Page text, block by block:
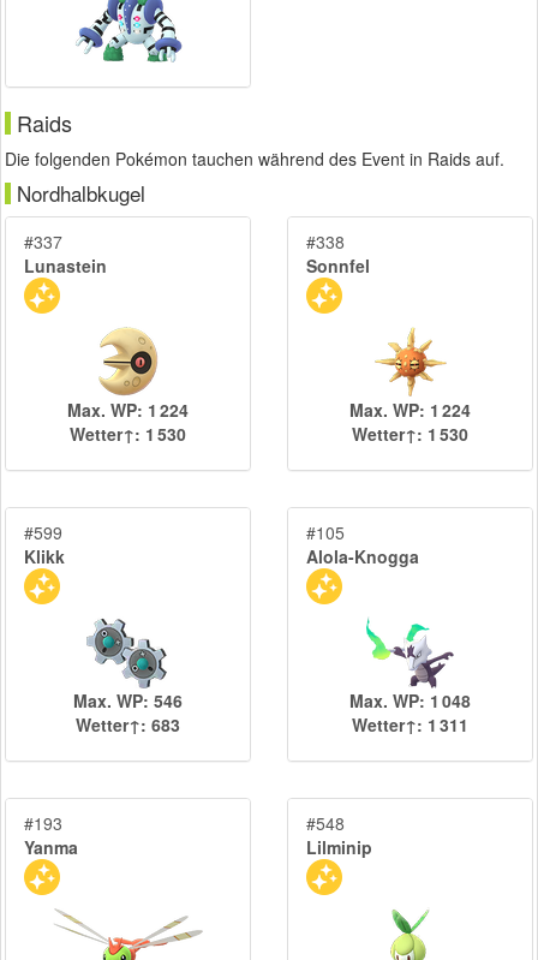
Raids
Die folgenden Pokémon tauchen während des Event in Raids auf.
Nordhalbkugel
#337
Lunastein
Max. WP: 1 224
Wetter↑: 1 530
#338
Sonnfel
Max. WP: 1 224
Wetter↑: 1 530
#599
Klikk
Max. WP: 546
Wetter↑: 683
#105
Alola-Knogga
Max. WP: 1 048
Wetter↑: 1 311
#193
Yanma
#548
Lilminip